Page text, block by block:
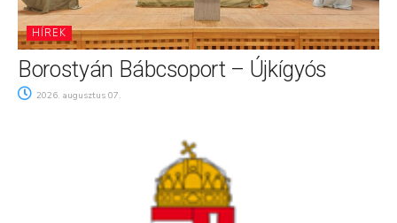
HÍREK
Borostyán Bábcsoport – Újkígyós
2026. augusztus 07.